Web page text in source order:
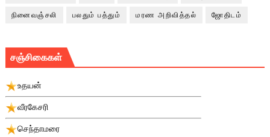
நினைவஞ்சலி பலதும் பத்தும் மரண அறிவித்தல் ஜோதிடம்
சஞ்சிகைகள்
உதயன்
வீரகேசரி
செந்தாமரை